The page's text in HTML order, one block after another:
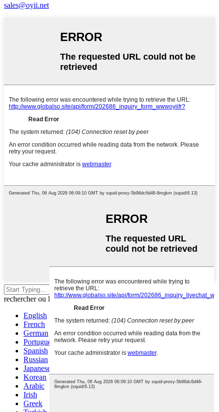
sales@oyii.net
rechercher ou ESC pour fermer
English
French
German
Portuguese
Spanish
Russian
Japanese
Korean
Arabic
Irish
Greek